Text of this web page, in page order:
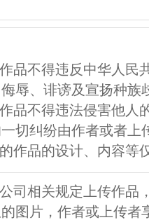
品不得违反中华人民
辱、诽谤及宣扬种族
品不得违法侵害他人
切纠纷由作者或者上
作品的设计、内容等
司相关规定上传作品
图片，作者或上传者